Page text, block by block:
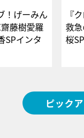
！げーみん
藤樹愛羅
SPインタ
『
救
桜
ピック